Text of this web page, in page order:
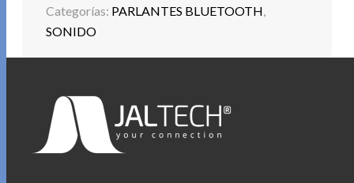
Categorías: PARLANTES BLUETOOTH,
SONIDO